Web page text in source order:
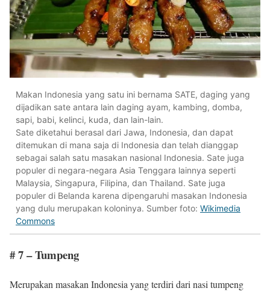
Makan Indonesia yang satu ini bernama SATE, daging yang
dijadikan sate antara lain daging ayam, kambing, domba,
sapi, babi, kelinci, kuda, dan lain-lain.
Sate diketahui berasal dari Jawa, Indonesia, dan dapat
ditemukan di mana saja di Indonesia dan telah dianggap
sebagai salah satu masakan nasional Indonesia. Sate juga
populer di negara-negara Asia Tenggara lainnya seperti
Malaysia, Singapura, Filipina, dan Thailand. Sate juga
populer di Belanda karena dipengaruhi masakan Indonesia
yang dulu merupakan koloninya. Sumber foto: Wikimedia
Commons
# 7 – Tumpeng
Merupakan masakan Indonesia yang terdiri dari nasi tumpeng